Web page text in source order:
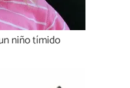
niño tímido